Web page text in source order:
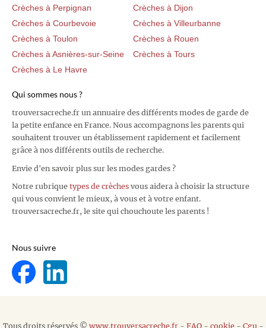
Crèches à Perpignan
Crèches à Dijon
Crèches à Courbevoie
Crèches à Villeurbanne
Crèches à Toulon
Crèches à Rouen
Crèches à Asnières-sur-Seine
Crèches à Tours
Crèches à Le Havre
Qui sommes nous ?
trouversacreche.fr un annuaire des différents modes de garde de
la petite enfance en France. Nous accompagnons les parents qui
souhaitent trouver un établissement rapidement et facilement
grâce à nos différents outils de recherche.
Envie d'en savoir plus sur les modes gardes ?
Notre rubrique types de crèches vous aidera à choisir la structure
qui vous convient le mieux, à vous et à votre enfant.
trouversacreche.fr, le site qui chouchoute les parents !
Nous suivre
Tous droits réservés © www.trouversacreche.fr- FAQ- cookie- Cgu -